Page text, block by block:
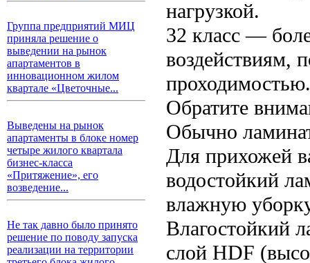
Группа предприятий МИЦ
приняла решение о
выведении на рынок
апартаментов в
инновационном жилом
квартале «Цветочные...
Выведены на рынок
апартаменты в блоке номер
четыре жилого квартала
бизнес-класса
«Притяжение», его
возведение...
Не так давно было принято
решение по поводу запуска
реализации на территории
нагрузкой.
32 класс —
воздействиям,
проходимостью.
Обратите
Обычно
Для прихожей
водостойкий
влажную
Влагостойкий
слой HDF